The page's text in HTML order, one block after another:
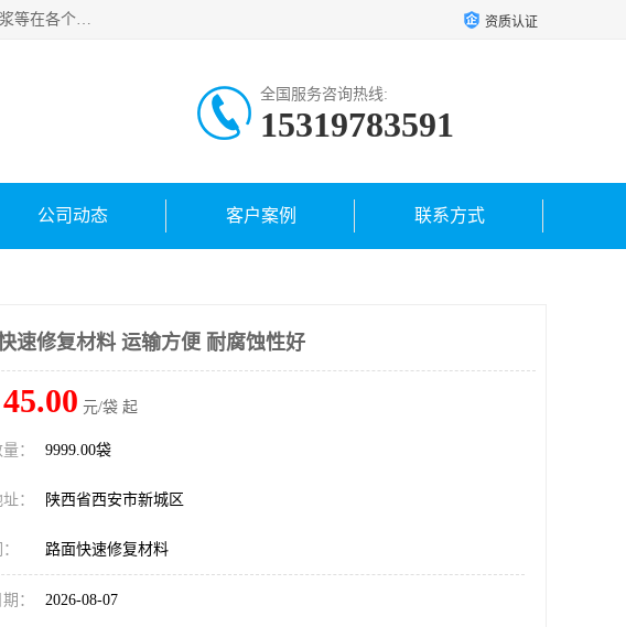
西安伊顿建材有限公司主营产品：CGM高强无收缩灌浆料，建筑结构胶，石材粘合剂，柔性防水材料，环氧修补砂浆等在各个行业得到了客户认可。 资质认证
全国服务咨询热线:
15319783591
公司动态 客户案例 联系方式
速修复材料 运输方便 耐腐蚀性好
45.00 元/袋 起
： 9999.00袋
： 陕西省西安市新城区
路面快速修复材料
： 2026-08-07